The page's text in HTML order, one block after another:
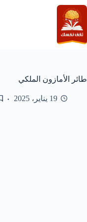
التجاوز
إلى
المحتوى
طائر الأمازون الملكي
19 يناير، 2025